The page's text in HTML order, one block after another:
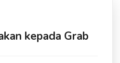
kepada Grab